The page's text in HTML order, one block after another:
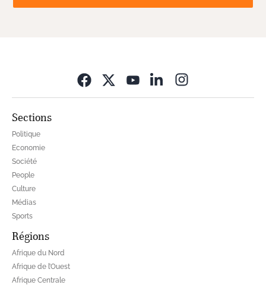
Sections
Politique
Economie
Société
People
Culture
Médias
Sports
Régions
Afrique du Nord
Afrique de l’Ouest
Afrique Centrale